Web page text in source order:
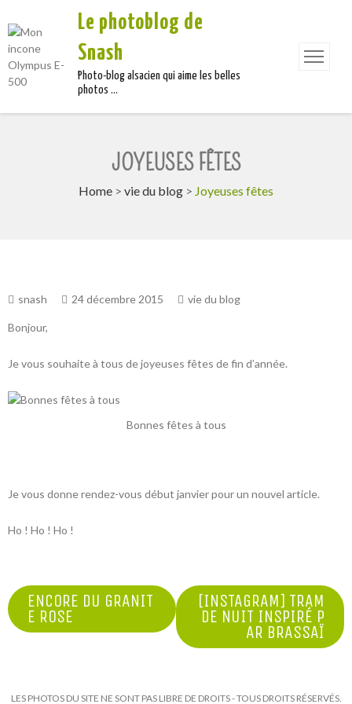
Le photoblog de
Snash
Photo-blog alsacien qui aime les belles
photos …
JOYEUSES FÊTES
Home > vie du blog > Joyeuses fêtes
snash 24 décembre 2015 vie du blog
Bonjour,
Je vous souhaite à tous de joyeuses fêtes de fin d’année.
Bonnes fêtes à tous
Je vous donne rendez-vous début janvier pour un nouvel article.
Ho ! Ho ! Ho !
NAVIGATION
DE
ENCORE DU GRANIT
E ROSE
[INSTAGRAM] TRAM
DE NUIT INSPIRÉ P
AR BRASSAÏ
LES PHOTOS DU SITE NE SONT PAS LIBRE DE DROITS - TOUS DROITS RÉSERVÉS.